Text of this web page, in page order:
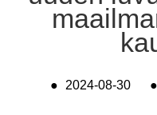
● 2024-08-30 ●